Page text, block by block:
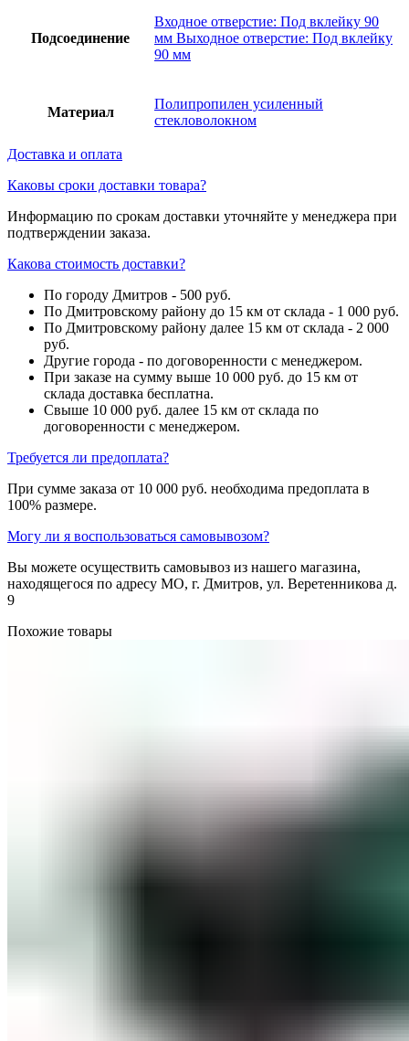
Подсоединение
Входное отверстие: Под вклейку 90
мм Выходное отверстие: Под вклейку
90 мм
Материал
Полипропилен усиленный
стекловолокном
Доставка и оплата
Каковы сроки доставки товара?
Информацию по срокам доставки уточняйте у менеджера при
подтверждении заказа.
Какова стоимость доставки?
По городу Дмитров - 500 руб.
По Дмитровскому району до 15 км от склада - 1 000 руб.
По Дмитровскому району далее 15 км от склада - 2 000
руб.
Другие города - по договоренности с менеджером.
При заказе на сумму выше 10 000 руб. до 15 км от
склада доставка бесплатна.
Свыше 10 000 руб. далее 15 км от склада по
договоренности с менеджером.
Требуется ли предоплата?
При сумме заказа от 10 000 руб. необходима предоплата в
100% размере.
Могу ли я воспользоваться самовывозом?
Вы можете осуществить самовывоз из нашего магазина,
находящегося по адресу МО, г. Дмитров, ул. Веретенникова д.
9
Похожие товары